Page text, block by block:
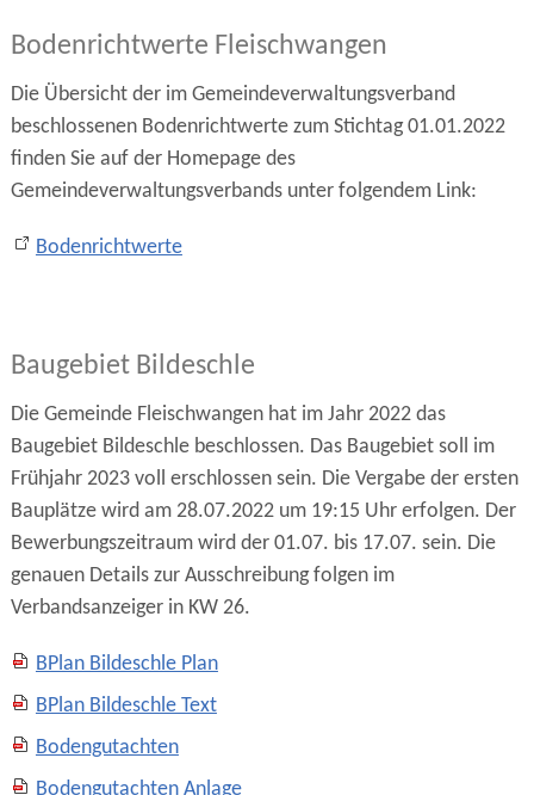
Bodenrichtwerte Fleischwangen
Die Übersicht der im Gemeindeverwaltungsverband
beschlossenen Bodenrichtwerte zum Stichtag 01.01.2022
finden Sie auf der Homepage des
Gemeindeverwaltungsverbands unter folgendem Link:
Bodenrichtwerte
Baugebiet Bildeschle
Die Gemeinde Fleischwangen hat im Jahr 2022 das
Baugebiet Bildeschle beschlossen. Das Baugebiet soll im
Frühjahr 2023 voll erschlossen sein. Die Vergabe der ersten
Bauplätze wird am 28.07.2022 um 19:15 Uhr erfolgen. Der
Bewerbungszeitraum wird der 01.07. bis 17.07. sein. Die
genauen Details zur Ausschreibung folgen im
Verbandsanzeiger in KW 26.
BPlan Bildeschle Plan
BPlan Bildeschle Text
Bodengutachten
Bodengutachten Anlage